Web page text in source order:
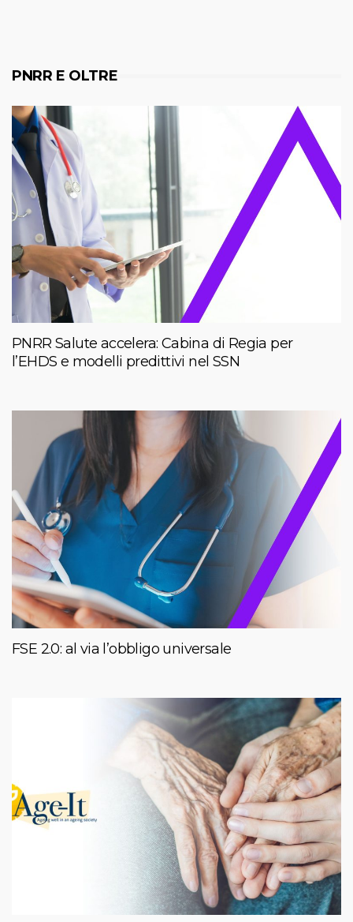
PNRR E OLTRE
PNRR Salute accelera: Cabina di Regia per
l’EHDS e modelli predittivi nel SSN
FSE 2.0: al via l’obbligo universale